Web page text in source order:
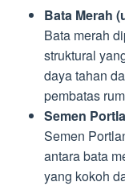
Bata Merah
Bata merah
struktural
daya tahan
pembatas
Semen
Semen
antara bata
yang kokoh